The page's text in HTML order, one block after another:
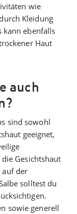
wie
Kleidung
kann ebenfalls
Haut
auch
sind sowohl
geeignet,
Gesichtshaut
auf der
solltest du
sowie generell